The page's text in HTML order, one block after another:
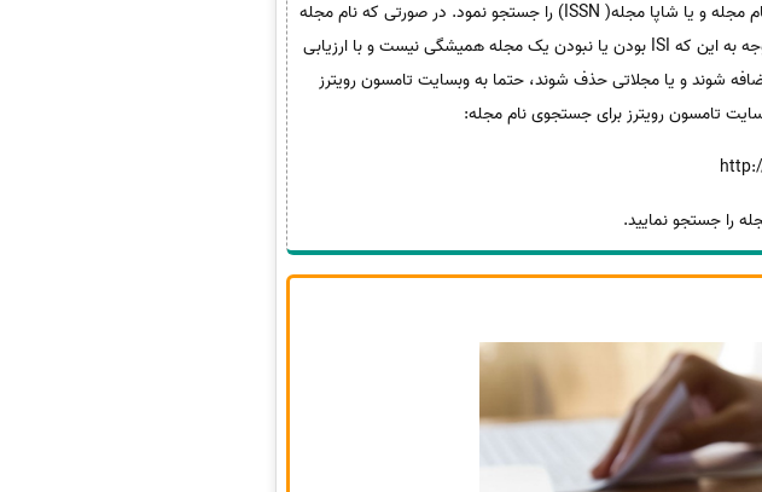
اینکه مجله ای ISI می باشد یا خیر می بایست به وبسایت این موسسه مراجعه نمود و نام مجله و یا شاپا مجله( ISSN) را جستجو نمود. در صورتی که نام مجله
در نتایج جستجو نمایش داده شود، مجله مورد نظر شما جزو مجلات ISI می باشد. با توجه به این که ISI بودن یا نبودن یک مجله همیشگی نیست و با ارزیابی
شوند و یا مجلاتی حذف شوند، حتما به وبسایت تامسون رویترز